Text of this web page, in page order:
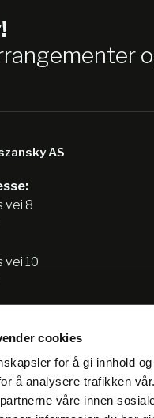
cookies
for å gi innhold
å analysere trafikken
våre innen
AS
vei 8
vei 10